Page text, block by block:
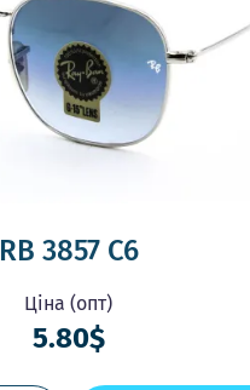
RB 3857 C6
Ціна (опт)
5.80$